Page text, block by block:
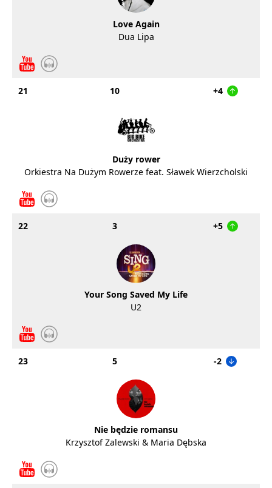
Love Again
Dua Lipa
21 10 +4
Duży rower
Orkiestra Na Dużym Rowerze feat. Sławek Wierzcholski
22 3 +5
Your Song Saved My Life
U2
23 5 -2
Nie będzie romansu
Krzysztof Zalewski & Maria Dębska